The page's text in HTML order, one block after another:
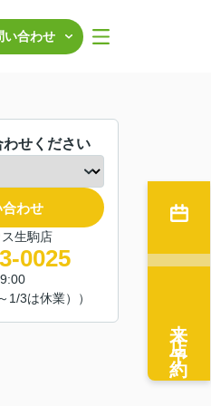
い合わせ
せください
わせ
生駒店
0025
1/3は休業））
来店予約